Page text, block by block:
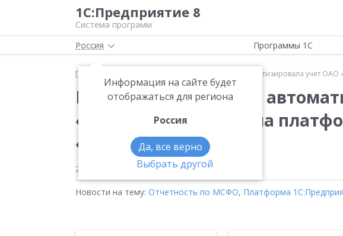
1С:Предприятие 8
Система программ
Россия
Информация на сайте будет
отображаться для региона
Россия
Да, все верно
Выбрать другой
Программы 1С
Главная Компания «1С-Рарус» автоматизировала учет
Компания «1С-Рарус»
«НОВАТЭК» по РСБУ на
«1С:Предприятие 8».
21.08.2007
Новости на тему: Отчетность по МСФО, Платформа